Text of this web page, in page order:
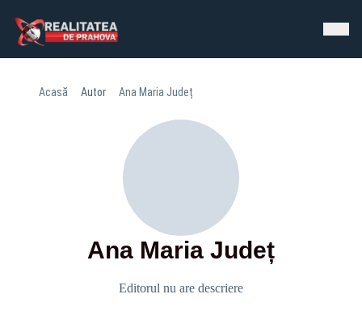
Acasă Autor Ana Maria Județ
Ana Maria Județ
Editorul nu are descriere